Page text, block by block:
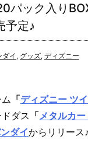
パック入り
予定♪
ダイ , グッズ, ディズニー
「ディズニー ツ
ダス 「メタルカ
ダイからリリース♪